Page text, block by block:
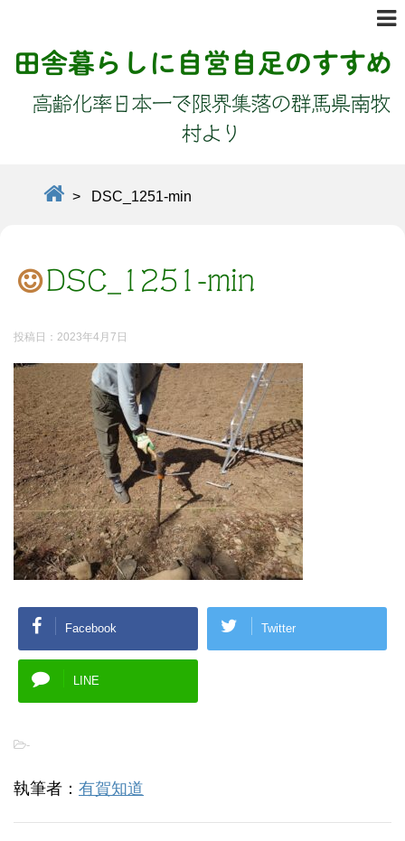
田舎暮らしに自営自足のすすめ
高齢化率日本一で限界集落の群馬県南牧
村より
> DSC_1251-min
DSC_1251-min
投稿日： 2023年4月7日
Facebook Twitter
LINE
-
執筆者： 有賀知道